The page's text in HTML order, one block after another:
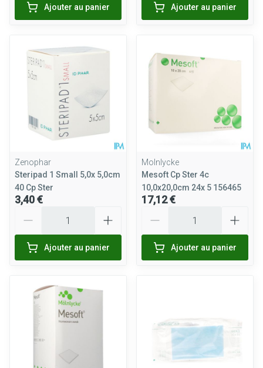
Ajouter au panier Ajouter au panier
Zenophar
Steripad 1 Small 5,0x 5,0cm
40 Cp Ster
3,40 €
Ajouter au panier
Molnlycke
Mesoft Cp Ster 4c
10,0x20,0cm 24x 5 156465
17,12 €
Ajouter au panier